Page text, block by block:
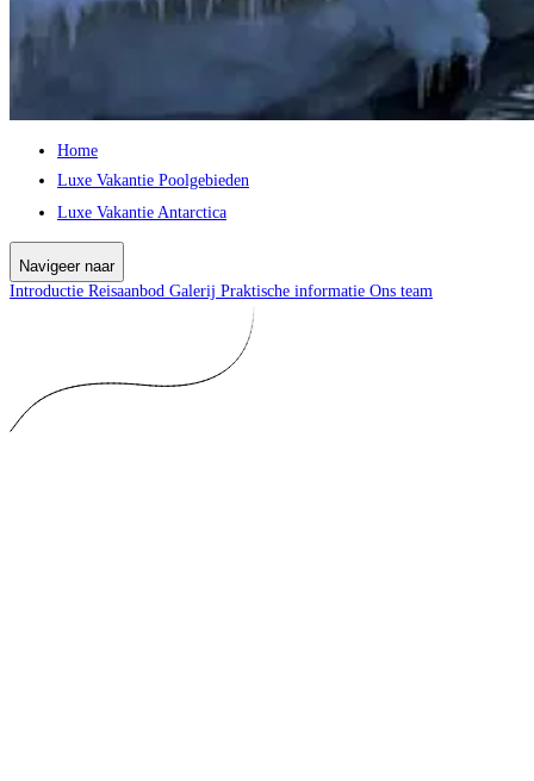
Home
Luxe Vakantie Poolgebieden
Luxe Vakantie Antarctica
Navigeer naar
Introductie Reisaanbod Galerij Praktische informatie Ons team